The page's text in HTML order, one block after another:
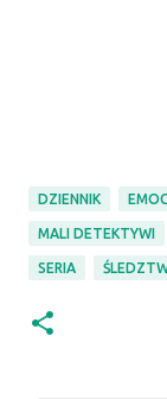
DZIENNIK
MALI DETEKTYWI
SERIA